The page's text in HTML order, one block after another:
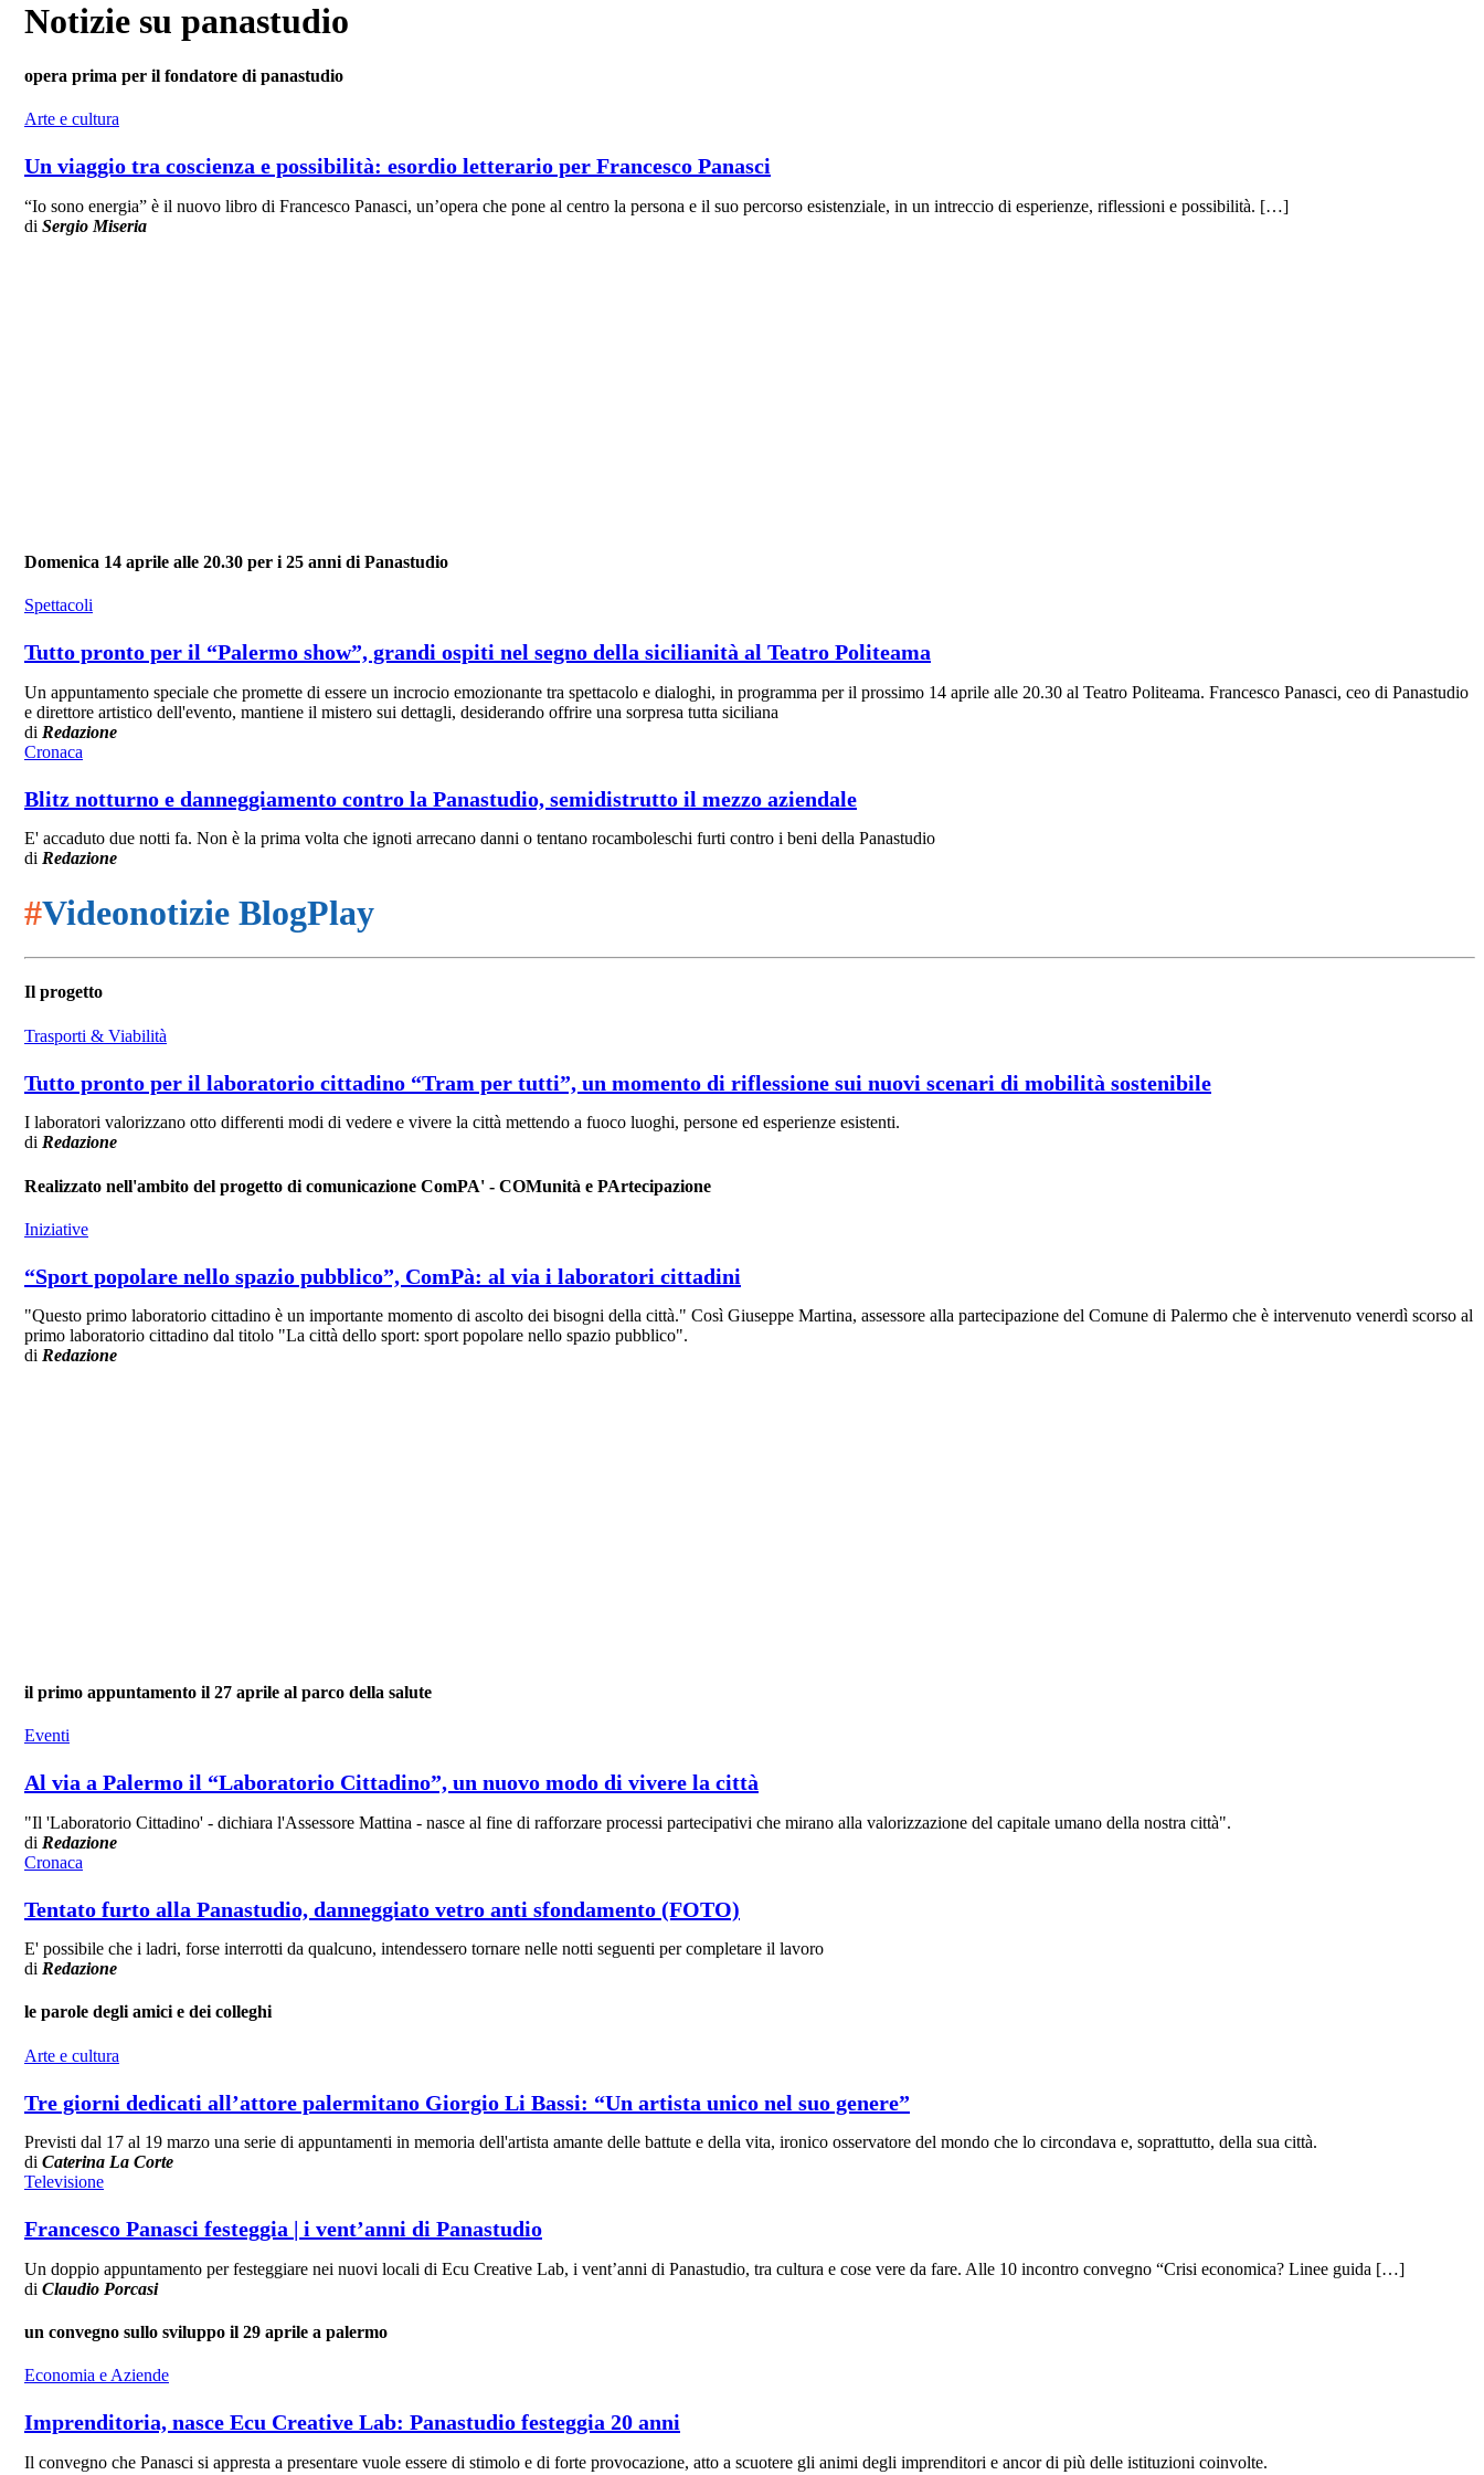
Notizie su panastudio
opera prima per il fondatore di panastudio
Arte e cultura
Un viaggio tra coscienza e possibilità: esordio letterario per Francesco Panasci
“Io sono energia” è il nuovo libro di Francesco Panasci, un’opera che pone al centro la persona e il suo percorso esistenziale, in un intreccio di esperienze, riflessioni e possibilità. […]
di Sergio Miseria
Domenica 14 aprile alle 20.30 per i 25 anni di Panastudio
Spettacoli
Tutto pronto per il “Palermo show”, grandi ospiti nel segno della sicilianità al Teatro Politeama
Un appuntamento speciale che promette di essere un incrocio emozionante tra spettacolo e dialoghi, in programma per il prossimo 14 aprile alle 20.30 al Teatro Politeama. Francesco Panasci, ceo di Panastudio
e direttore artistico dell'evento, mantiene il mistero sui dettagli, desiderando offrire una sorpresa tutta siciliana
di Redazione
Cronaca
Blitz notturno e danneggiamento contro la Panastudio, semidistrutto il mezzo aziendale
E' accaduto due notti fa. Non è la prima volta che ignoti arrecano danni o tentano rocamboleschi furti contro i beni della Panastudio
di Redazione
#Videonotizie BlogPlay
Il progetto
Trasporti & Viabilità
Tutto pronto per il laboratorio cittadino “Tram per tutti”, un momento di riflessione sui nuovi scenari di mobilità sostenibile
I laboratori valorizzano otto differenti modi di vedere e vivere la città mettendo a fuoco luoghi, persone ed esperienze esistenti.
di Redazione
Realizzato nell'ambito del progetto di comunicazione ComPA' - COMunità e PArtecipazione
Iniziative
“Sport popolare nello spazio pubblico”, ComPà: al via i laboratori cittadini
"Questo primo laboratorio cittadino è un importante momento di ascolto dei bisogni della città." Così Giuseppe Martina, assessore alla partecipazione del Comune di Palermo che è intervenuto venerdì scorso al
primo laboratorio cittadino dal titolo "La città dello sport: sport popolare nello spazio pubblico".
di Redazione
il primo appuntamento il 27 aprile al parco della salute
Eventi
Al via a Palermo il “Laboratorio Cittadino”, un nuovo modo di vivere la città
"Il 'Laboratorio Cittadino' - dichiara l'Assessore Mattina - nasce al fine di rafforzare processi partecipativi che mirano alla valorizzazione del capitale umano della nostra città".
di Redazione
Cronaca
Tentato furto alla Panastudio, danneggiato vetro anti sfondamento (FOTO)
E' possibile che i ladri, forse interrotti da qualcuno, intendessero tornare nelle notti seguenti per completare il lavoro
di Redazione
le parole degli amici e dei colleghi
Arte e cultura
Tre giorni dedicati all’attore palermitano Giorgio Li Bassi: “Un artista unico nel suo genere”
Previsti dal 17 al 19 marzo una serie di appuntamenti in memoria dell'artista amante delle battute e della vita, ironico osservatore del mondo che lo circondava e, soprattutto, della sua città.
di Caterina La Corte
Televisione
Francesco Panasci festeggia | i vent’anni di Panastudio
Un doppio appuntamento per festeggiare nei nuovi locali di Ecu Creative Lab, i vent’anni di Panastudio, tra cultura e cose vere da fare. Alle 10 incontro convegno “Crisi economica? Linee guida […]
di Claudio Porcasi
un convegno sullo sviluppo il 29 aprile a palermo
Economia e Aziende
Imprenditoria, nasce Ecu Creative Lab: Panastudio festeggia 20 anni
Il convegno che Panasci si appresta a presentare vuole essere di stimolo e di forte provocazione, atto a scuotere gli animi degli imprenditori e ancor di più delle istituzioni coinvolte.